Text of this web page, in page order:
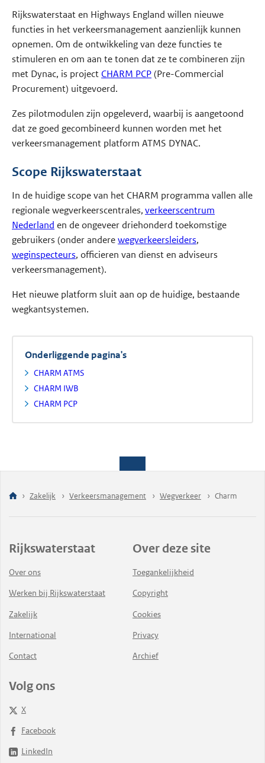
Rijkswaterstaat en Highways England willen nieuwe
functies in het verkeersmanagement aanzienlijk kunnen
opnemen. Om de ontwikkeling van deze functies te
stimuleren en om aan te tonen dat ze te combineren zijn
met Dynac, is project CHARM PCP(Pre-Commercial
Procurement) uitgevoerd.
Zes pilotmodulen zijn opgeleverd, waarbij is aangetoond
dat ze goed gecombineerd kunnen worden met het
verkeersmanagement platform ATMS DYNAC.
Scope Rijkswaterstaat
In de huidige scope van het CHARM programma vallen alle
regionale wegverkeerscentrales,verkeerscentrum
Nederland en de ongeveer driehonderd toekomstige
gebruikers (onder anderewegverkeersleiders,
weginspecteurs, officieren van dienst en adviseurs
verkeersmanagement).
Het nieuwe platform sluit aan op de huidige, bestaande
wegkantsystemen.
Onderliggende pagina's
CHARM ATMS
CHARM IWB
CHARM PCP
Zakelijk Verkeersmanagement Wegverkeer Charm
Rijkswaterstaat
Over ons
Werken bij Rijkswaterstaat
Zakelijk
International
Contact
Over deze site
Toegankelijkheid
Copyright
Cookies
Privacy
Archief
Volg ons
X
Facebook
LinkedIn